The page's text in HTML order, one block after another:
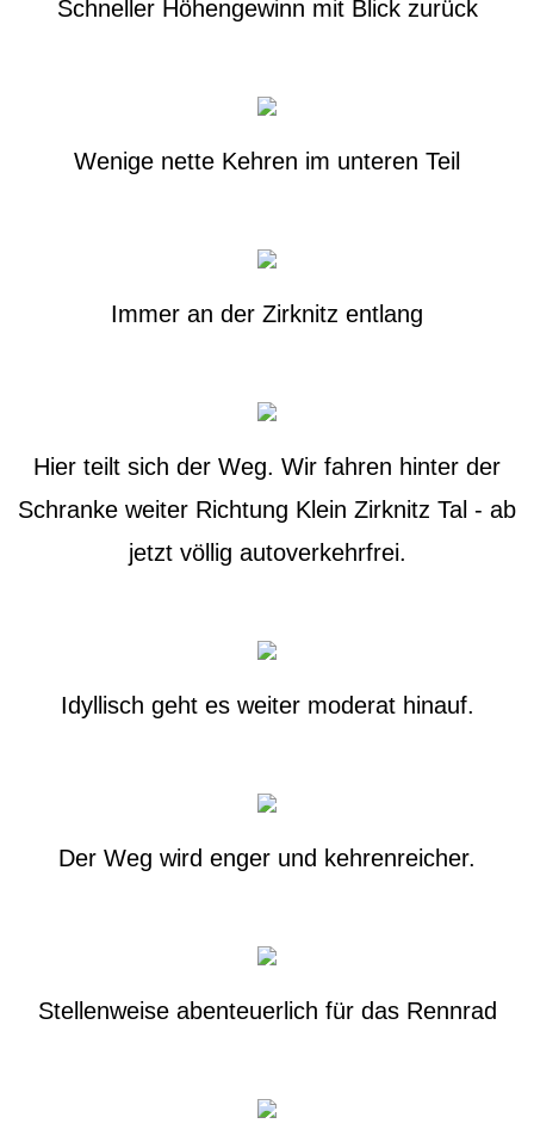
Schneller Höhengewinn mit Blick zurück
Wenige nette Kehren im unteren Teil
Immer an der Zirknitz entlang
Hier teilt sich der Weg. Wir fahren hinter der
Schranke weiter Richtung Klein Zirknitz Tal - ab
jetzt völlig autoverkehrfrei.
Idyllisch geht es weiter moderat hinauf.
Der Weg wird enger und kehrenreicher.
Stellenweise abenteuerlich für das Rennrad